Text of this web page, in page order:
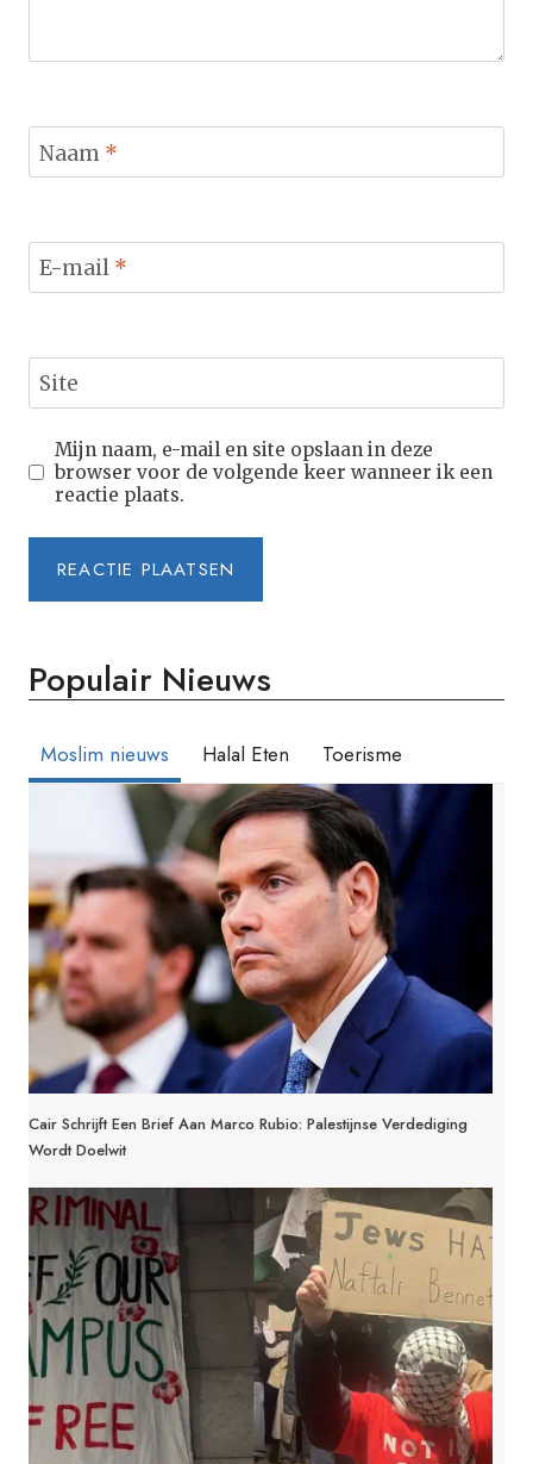
Naam *
E-mail *
Site
Mijn naam, e-mail en site opslaan in deze
browser voor de volgende keer wanneer ik een
reactie plaats.
Populair Nieuws
Moslim nieuws Halal Eten Toerisme
Cair Schrijft Een Brief Aan Marco Rubio: Palestijnse Verdediging
Wordt Doelwit